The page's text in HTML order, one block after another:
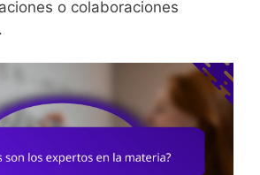
o colaboraciones